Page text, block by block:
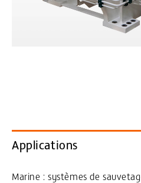
Applications
Marine : systèmes de